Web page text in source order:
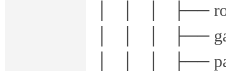
│ │ │ ├──
│ │ │ ├──
│ │ │ ├──